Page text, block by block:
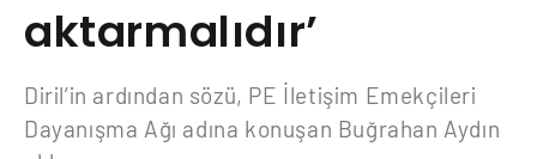
aktarmalıdır’
Diril’in ardından sözü, PE İletişim Emekçileri
Dayanışma Ağı adına konuşan Buğrahan Aydın